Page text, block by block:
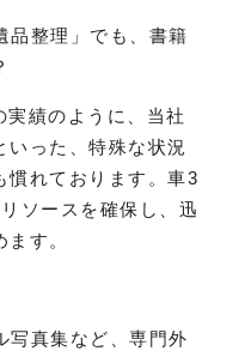
品整理」でも、書籍
績のように、当社
いった、特殊な状況
慣れております。車3
ソースを確保し、迅
す。
写真集など、専門外